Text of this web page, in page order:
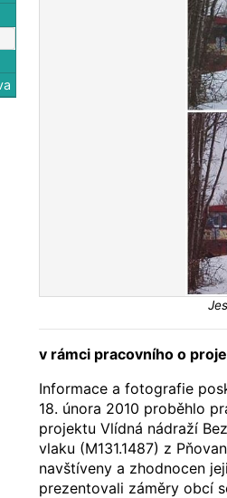
v rámci pracovního o
Informace a fotografie
18. února 2010 proběhlo
projektu Vlídná nádraží
vlaku (M131.1487) z
navštíveny a zhodnocen
prezentovali záměry obcí